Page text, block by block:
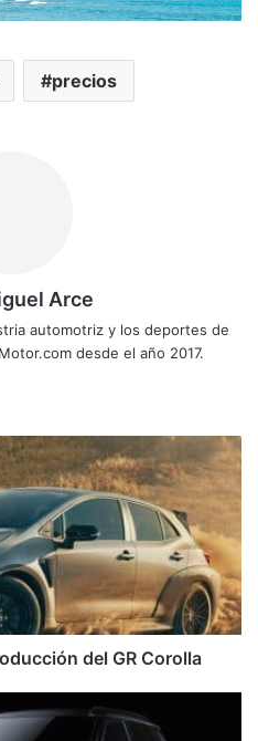
precios
Arce
automotriz y los deportes de
desde el año 2017.
del GR Corolla